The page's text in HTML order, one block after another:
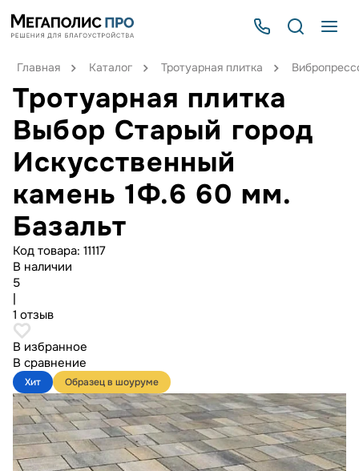
Главная Каталог Тротуарная плитка
Тротуарная плитка
Выбор Старый город
Искусственный
камень 1Ф.6 60 мм.
Базальт
Код товара: 11117
В наличии
5
1 отзыв
В избранное
В сравнение
Хит Образец в шоуруме